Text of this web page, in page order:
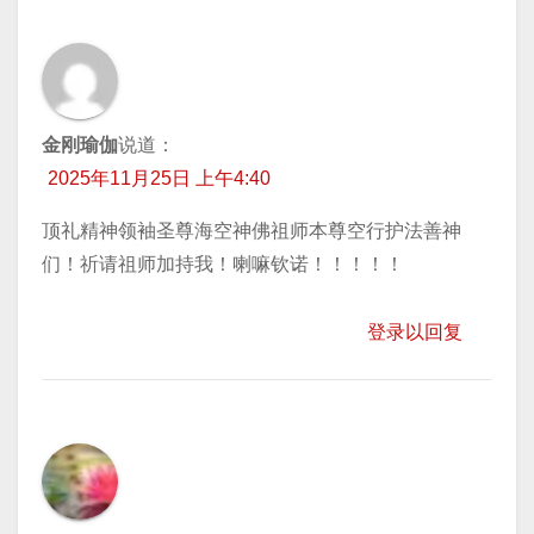
金刚瑜伽说道：
2025年11月25日 上午4:40
顶礼精神领袖圣尊海空神佛祖师本尊空行护法善神
们！祈请祖师加持我！喇嘛钦诺！！！！！
登录以回复